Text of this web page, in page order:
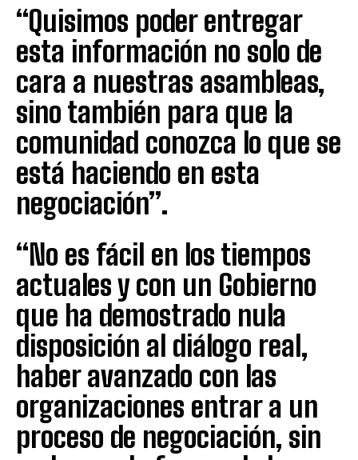
“Quisimos poder entregar
esta información no solo de
cara a nuestras asambleas,
sino también para que la
comunidad conozca lo que se
está haciendo en esta
negociación”.
“No es fácil en los tiempos
actuales y con un Gobierno
que ha demostrado nula
disposición al diálogo real,
haber avanzado con las
organizaciones entrar a un
proceso de negociación, sin